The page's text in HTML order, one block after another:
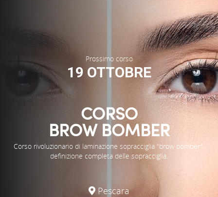
Prossimo corso
19 OTTOBRE
CORSO
BROW BOMBER
Corso rivoluzionario di laminazione sopracciglia "brow bomber".
definizione completa delle sopracciglia.
Pescara